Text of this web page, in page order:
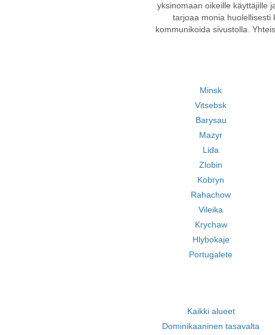
yksinomaan oikeille käyttäjille
tarjoaa monia huolellisesti
kommunikoida sivustolla.
Minsk
Vitsebsk
Barysau
Mazyr
Lida
Zlobin
Kobryn
Rahachow
Vileika
Krychaw
Hlybokaje
Portugalete
Kaikki alueet
Dominikaaninen tasavalta